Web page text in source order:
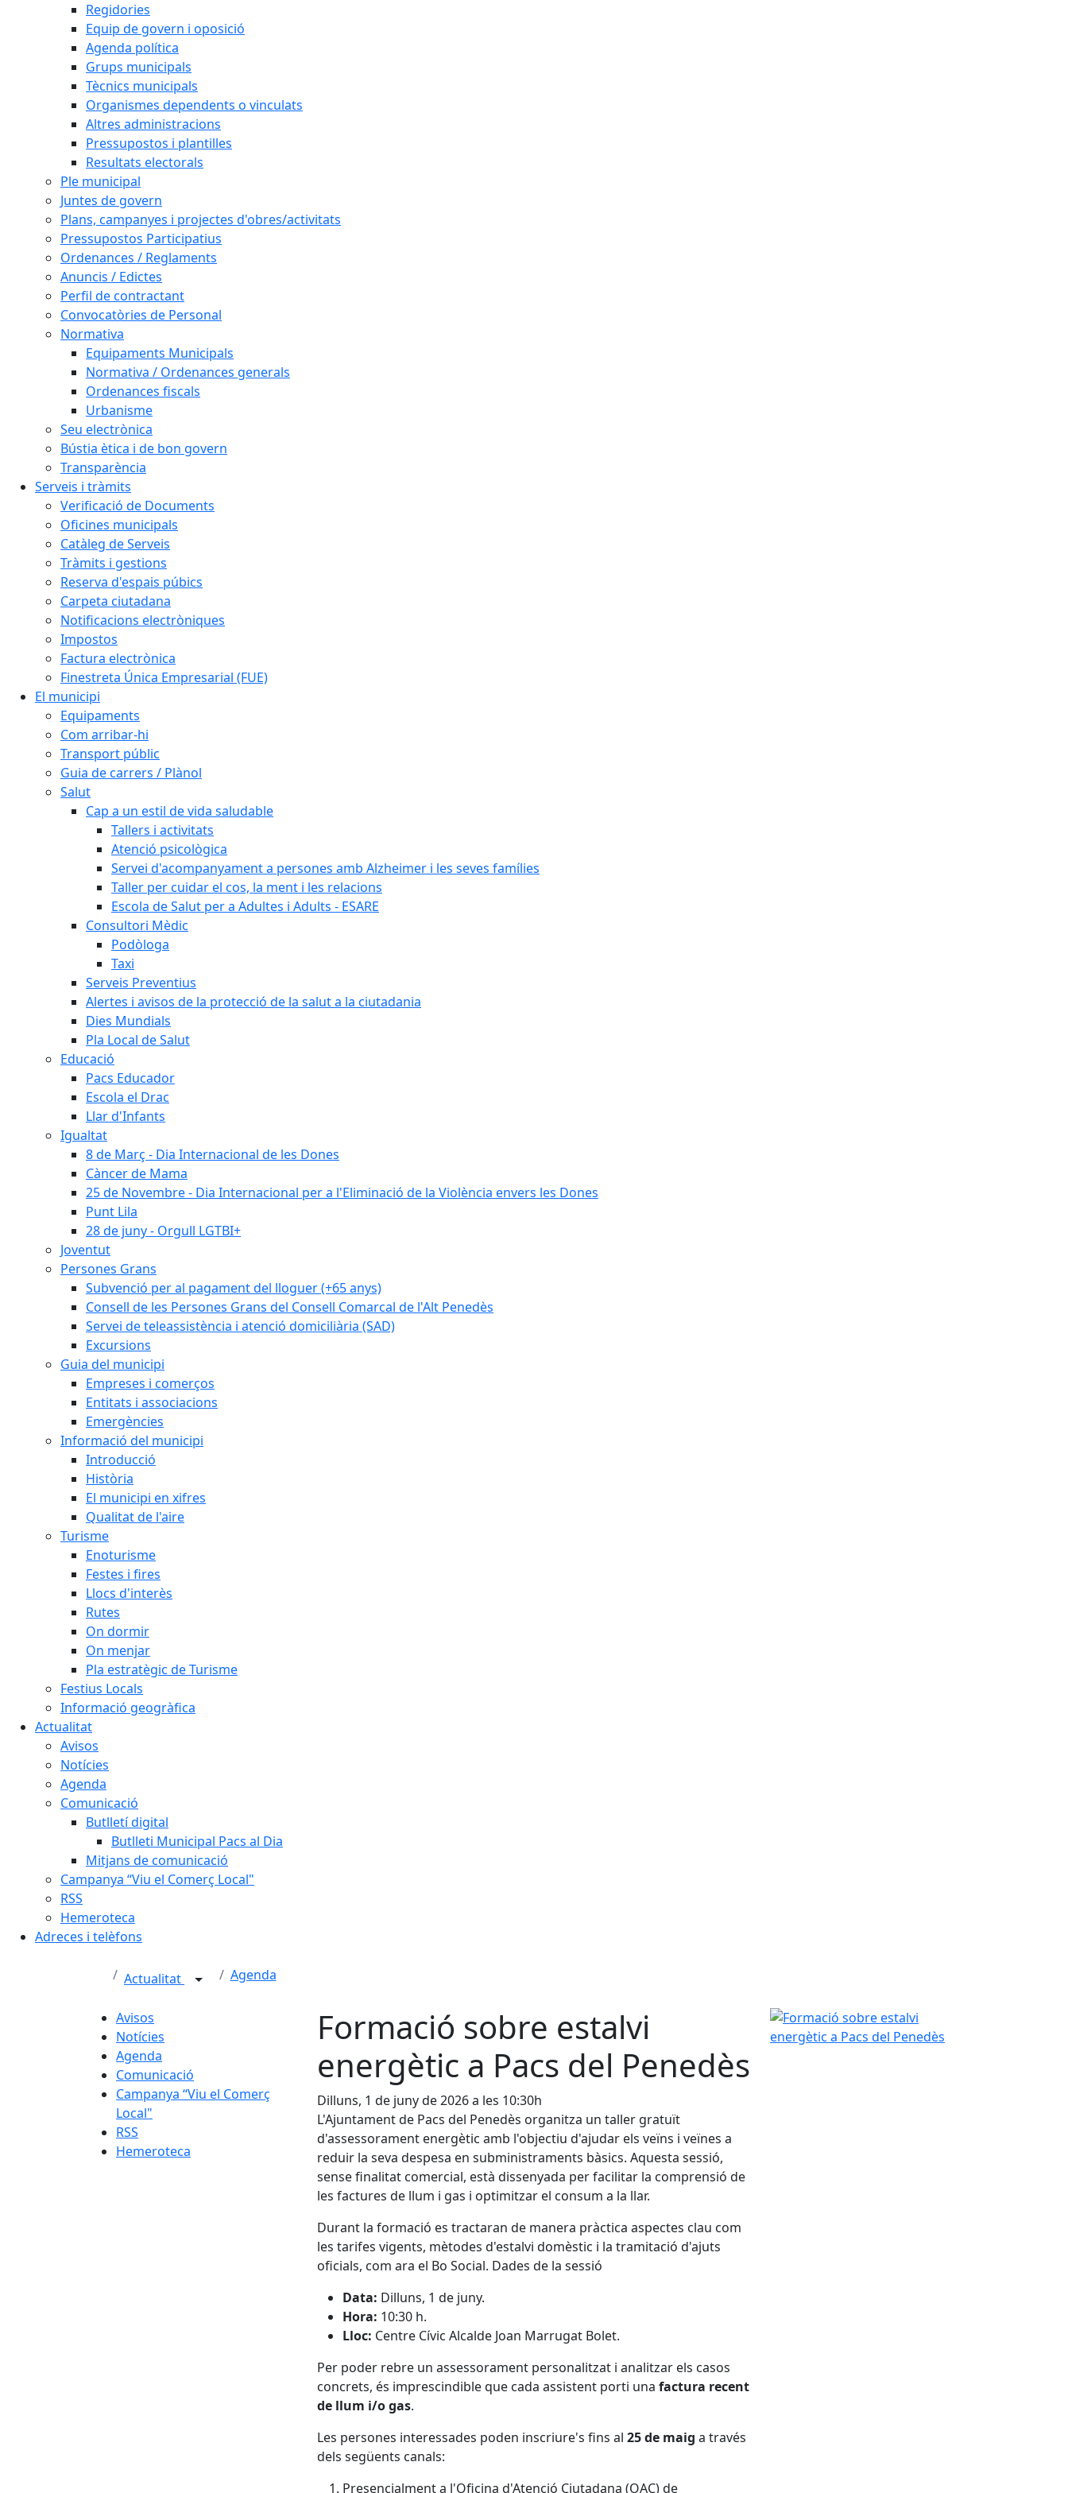
Regidories
Equip de govern i oposició
Agenda política
Grups municipals
Tècnics municipals
Organismes dependents o vinculats
Altres administracions
Pressupostos i plantilles
Resultats electorals
Ple municipal
Juntes de govern
Plans, campanyes i projectes d'obres/activitats
Pressupostos Participatius
Ordenances / Reglaments
Anuncis / Edictes
Perfil de contractant
Convocatòries de Personal
Normativa
Equipaments Municipals
Normativa / Ordenances generals
Ordenances fiscals
Urbanisme
Seu electrònica
Bústia ètica i de bon govern
Transparència
Serveis i tràmits
Verificació de Documents
Oficines municipals
Catàleg de Serveis
Tràmits i gestions
Reserva d'espais púbics
Carpeta ciutadana
Notificacions electròniques
Impostos
Factura electrònica
Finestreta Única Empresarial (FUE)
El municipi
Equipaments
Com arribar-hi
Transport públic
Guia de carrers / Plànol
Salut
Cap a un estil de vida saludable
Tallers i activitats
Atenció psicològica
Servei d'acompanyament a persones amb Alzheimer i les seves famílies
Taller per cuidar el cos, la ment i les relacions
Escola de Salut per a Adultes i Adults - ESARE
Consultori Mèdic
Podòloga
Taxi
Serveis Preventius
Alertes i avisos de la protecció de la salut a la ciutadania
Dies Mundials
Pla Local de Salut
Educació
Pacs Educador
Escola el Drac
Llar d'Infants
Igualtat
8 de Març - Dia Internacional de les Dones
Càncer de Mama
25 de Novembre - Dia Internacional per a l'Eliminació de la Violència envers les Dones
Punt Lila
28 de juny - Orgull LGTBI+
Joventut
Persones Grans
Subvenció per al pagament del lloguer (+65 anys)
Consell de les Persones Grans del Consell Comarcal de l'Alt Penedès
Servei de teleassistència i atenció domiciliària (SAD)
Excursions
Guia del municipi
Empreses i comerços
Entitats i associacions
Emergències
Informació del municipi
Introducció
Història
El municipi en xifres
Qualitat de l'aire
Turisme
Enoturisme
Festes i fires
Llocs d'interès
Rutes
On dormir
On menjar
Pla estratègic de Turisme
Festius Locals
Informació geogràfica
Actualitat
Avisos
Notícies
Agenda
Comunicació
Butlletí digital
Butlleti Municipal Pacs al Dia
Mitjans de comunicació
Campanya “Viu el Comerç Local"
RSS
Hemeroteca
Adreces i telèfons
Actualitat Agenda
Avisos
Notícies
Agenda
Comunicació
Campanya “Viu el Comerç
Local"
RSS
Hemeroteca
Formació sobre estalvi
energètic a Pacs del Penedès
Dilluns, 1 de juny de 2026 a les 10:30h
L'Ajuntament de Pacs del Penedès organitza un taller gratuït
d'assessorament energètic amb l'objectiu d'ajudar els veïns i veïnes a
reduir la seva despesa en subministraments bàsics. Aquesta sessió,
sense finalitat comercial, està dissenyada per facilitar la comprensió de
les factures de llum i gas i optimitzar el consum a la llar.
Durant la formació es tractaran de manera pràctica aspectes clau com
les tarifes vigents, mètodes d'estalvi domèstic i la tramitació d'ajuts
oficials, com ara el Bo Social. Dades de la sessió
Data: Dilluns, 1 de juny.
Hora: 10:30 h.
Lloc: Centre Cívic Alcalde Joan Marrugat Bolet.
Per poder rebre un assessorament personalitzat i analitzar els casos
concrets, és imprescindible que cada assistent porti una factura recent
de llum i/o gas.
Les persones interessades poden inscriure's fins al 25 de maig a través
dels següents canals:
Presencialment a l'Oficina d'Atenció Ciutadana (OAC) de
Formació sobre estalvi energètic a Pacs del